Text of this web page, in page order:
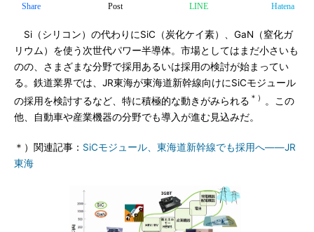
Share Post LINE Hatena
Si（シリコン）の代わりにSiC（炭化ケイ素）、GaN（窒化ガ
リウム）を使う次世代パワー半導体。市場としてはまだ小さいも
のの、さまざまな分野で採用あるいは採用の検討が始まってい
る。鉄道業界では、JR東海が東海道新幹線向けにSiCモジュール
の採用を検討するなど、特に積極的な動きがみられる ＊）
。この
他、自動車や産業機器の分野でも導入が進む見込みだ。
＊）関連記事： SiCモジュール、東海道新幹線でも採用へ――JR
東海